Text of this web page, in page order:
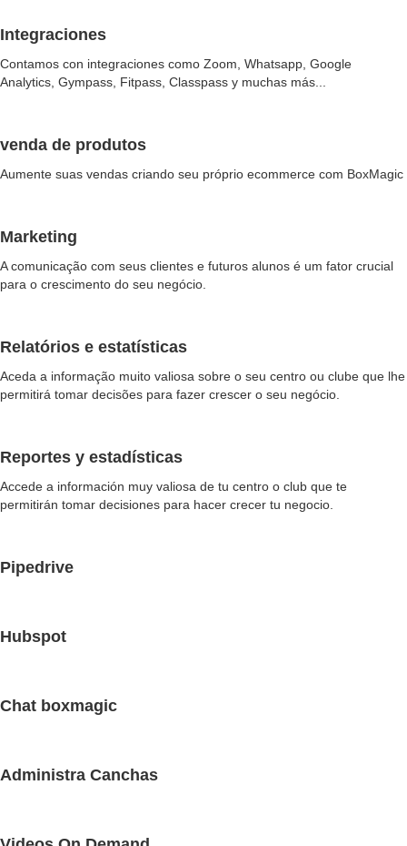
Integraciones
Contamos con integraciones como Zoom, Whatsapp, Google
Analytics, Gympass, Fitpass, Classpass y muchas más...
venda de produtos
Aumente suas vendas criando seu próprio ecommerce com BoxMagic
Marketing
A comunicação com seus clientes e futuros alunos é um fator crucial
para o crescimento do seu negócio.
Relatórios e estatísticas
Aceda a informação muito valiosa sobre o seu centro ou clube que lhe
permitirá tomar decisões para fazer crescer o seu negócio.
Reportes y estadísticas
Accede a información muy valiosa de tu centro o club que te
permitirán tomar decisiones para hacer crecer tu negocio.
Pipedrive
Hubspot
Chat boxmagic
Administra Canchas